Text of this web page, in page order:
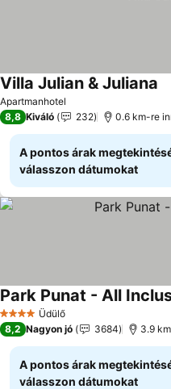
Apartmanhotel
Villa Julian & Juliana
8,8 Kiváló 232 0.6 km-re
A pontos árak
válasszon dátumokat
4 KategóriaÜdülő
Park Punat - All
8,2 Nagyon jó 3684 3.9
A pontos árak
válasszon dátumokat